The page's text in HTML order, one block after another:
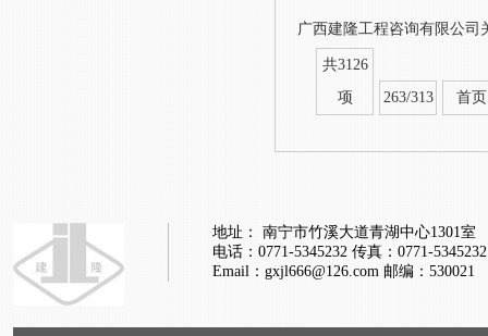
广西建隆工程咨询有限公司
共3126
项
263/313 首页
地址： 南宁市竹溪大道青湖中心1301室
电话：0771-5345232 传真：0771-5345232
Email：gxjl666@126.com 邮编：530021